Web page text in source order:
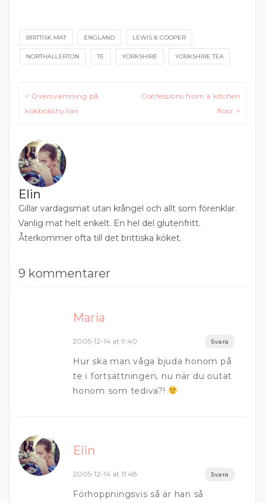
BRITTISK MAT ENGLAND LEWIS & COOPER
NORTHALLERTON TE YORKSHIRE YORKSHIRE TEA
Inläggsnavigering
< Översvämning på
kokbokshyllan
Confessions from a kitchen
floor >
Elin
Gillar vardagsmat utan krångel och allt som förenklar.
Vanlig mat helt enkelt. En hel del glutenfritt.
Återkommer ofta till det brittiska köket.
9 kommentarer
Maria
2005-12-14 at 9:40 Svara
Hur ska man våga bjuda honom på
te i fortsättningen, nu när du outat
honom som tediva?!
Elin
2005-12-14 at 11:48 Svara
Förhoppningsvis så är han så